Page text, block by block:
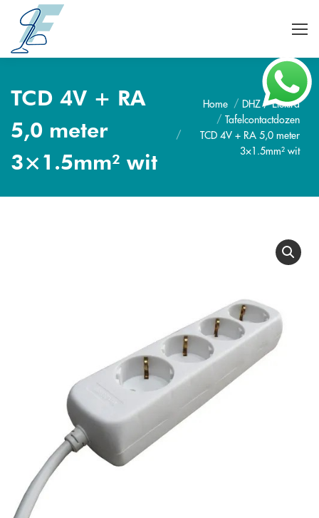
TCD 4V + RA
5,0 meter
3×1.5mm² wit
Je bent hier:
Home
DHZ / Elektra
Tafelcontactdozen
TCD 4V + RA 5,0 meter
3×1.5mm² wit